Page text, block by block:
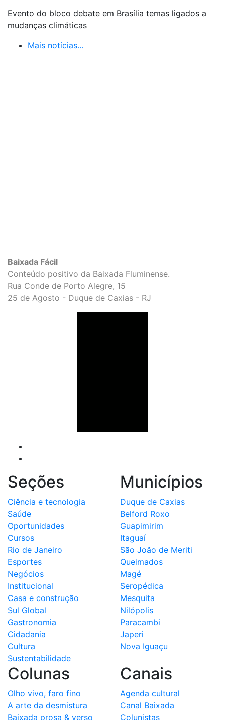
Evento do bloco debate em Brasília temas ligados a
mudanças climáticas
Mais notícias...
Baixada Fácil
Conteúdo positivo da Baixada Fluminense.
Rua Conde de Porto Alegre, 15
25 de Agosto - Duque de Caxias - RJ
Seções
Ciência e tecnologia
Saúde
Oportunidades
Cursos
Rio de Janeiro
Esportes
Negócios
Institucional
Casa e construção
Sul Global
Gastronomia
Cidadania
Cultura
Sustentabilidade
Municípios
Duque de Caxias
Belford Roxo
Guapimirim
Itaguaí
São João de Meriti
Queimados
Magé
Seropédica
Mesquita
Nilópolis
Paracambi
Japeri
Nova Iguaçu
Colunas
Olho vivo, faro fino
A arte da desmistura
Baixada prosa & verso
Canais
Agenda cultural
Canal Baixada
Colunistas